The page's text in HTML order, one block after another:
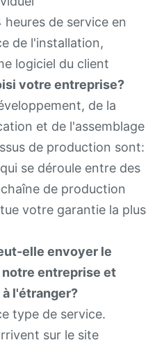
de service en
de l'installation,
logiciel du client
votre entreprise?
de la
et de l'assemblage
de production sont:
se déroule entre des
de production
votre garantie la plus
elle envoyer le
entreprise et
l'étranger?
type de service.
sur le site